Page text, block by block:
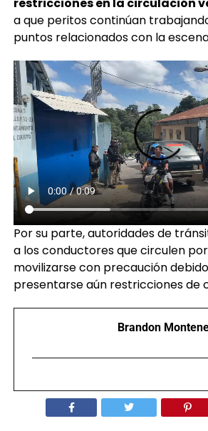
a que peritos continúan
puntos relacionados con la
Por su parte, autoridades de
a los conductores que circulen
movilizarse con precaución
presentarse aún restricciones de
Brandon